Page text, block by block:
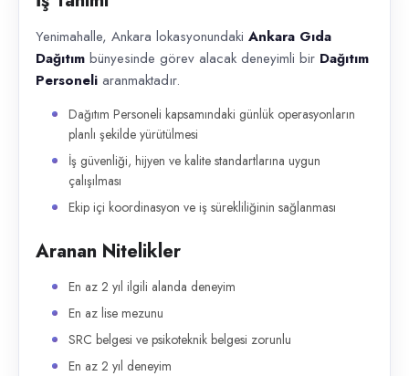
Yenimahalle, Ankara lokasyonundaki Ankara Gıda
Dağıtım bünyesinde görev alacak deneyimli bir Dağıtım
Personeli aranmaktadır.
Dağıtım Personeli kapsamındaki günlük operasyonların
planlı şekilde yürütülmesi
İş güvenliği, hijyen ve kalite standartlarına uygun
çalışılması
Ekip içi koordinasyon ve iş sürekliliğinin sağlanması
Aranan Nitelikler
En az 2 yıl ilgili alanda deneyim
En az lise mezunu
SRC belgesi ve psikoteknik belgesi zorunlu
En az 2 yıl deneyim